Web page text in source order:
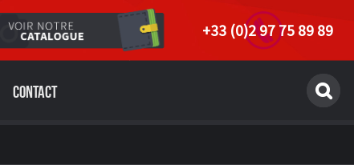
+33 (0)2 97 75 89 89
Contact